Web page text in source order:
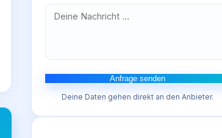
Anfrage senden
Deine Daten gehen direkt an den Anbieter.